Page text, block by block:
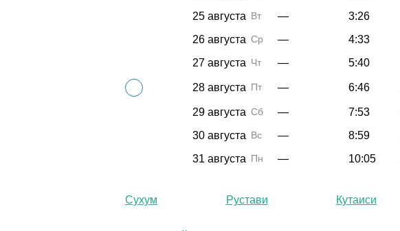
25 августа Вт — 3:26
26 августа Ср — 4:33
27 августа Чт — 5:40
28 августа Пт — 6:46
29 августа Сб — 7:53
30 августа Вс — 8:59
31 августа Пн — 10:05
Сухум Рустави Кутаиси